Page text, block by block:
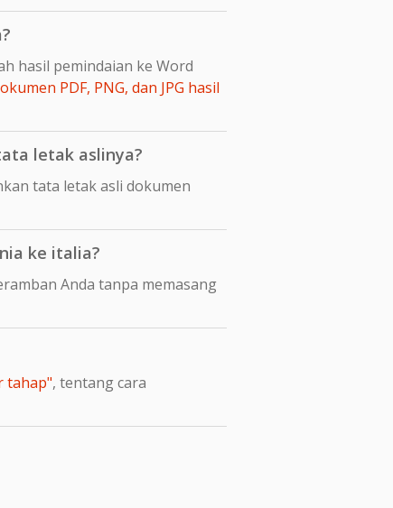
hasil pemindaian ke Word
PDF, PNG, dan JPG hasil
letak aslinya?
tata letak asli dokumen
ke italia?
Anda tanpa memasang
tahap", tentang cara